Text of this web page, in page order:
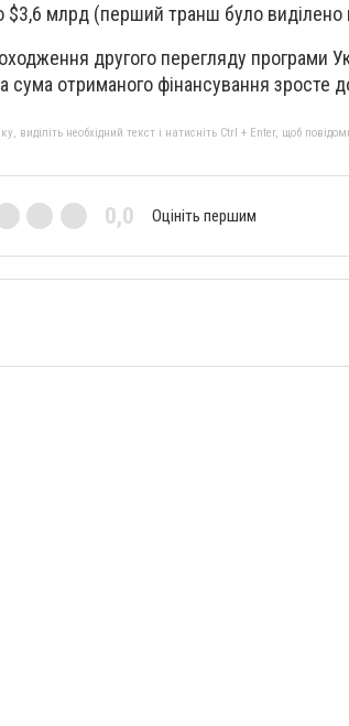
$3,6 млрд (перший транш було виділено
другого перегляду програми
сума отриманого фінансування зросте
виділіть необхідний текст і натисніть Ctrl + Enter, щоб
0,0 Оцініть першим